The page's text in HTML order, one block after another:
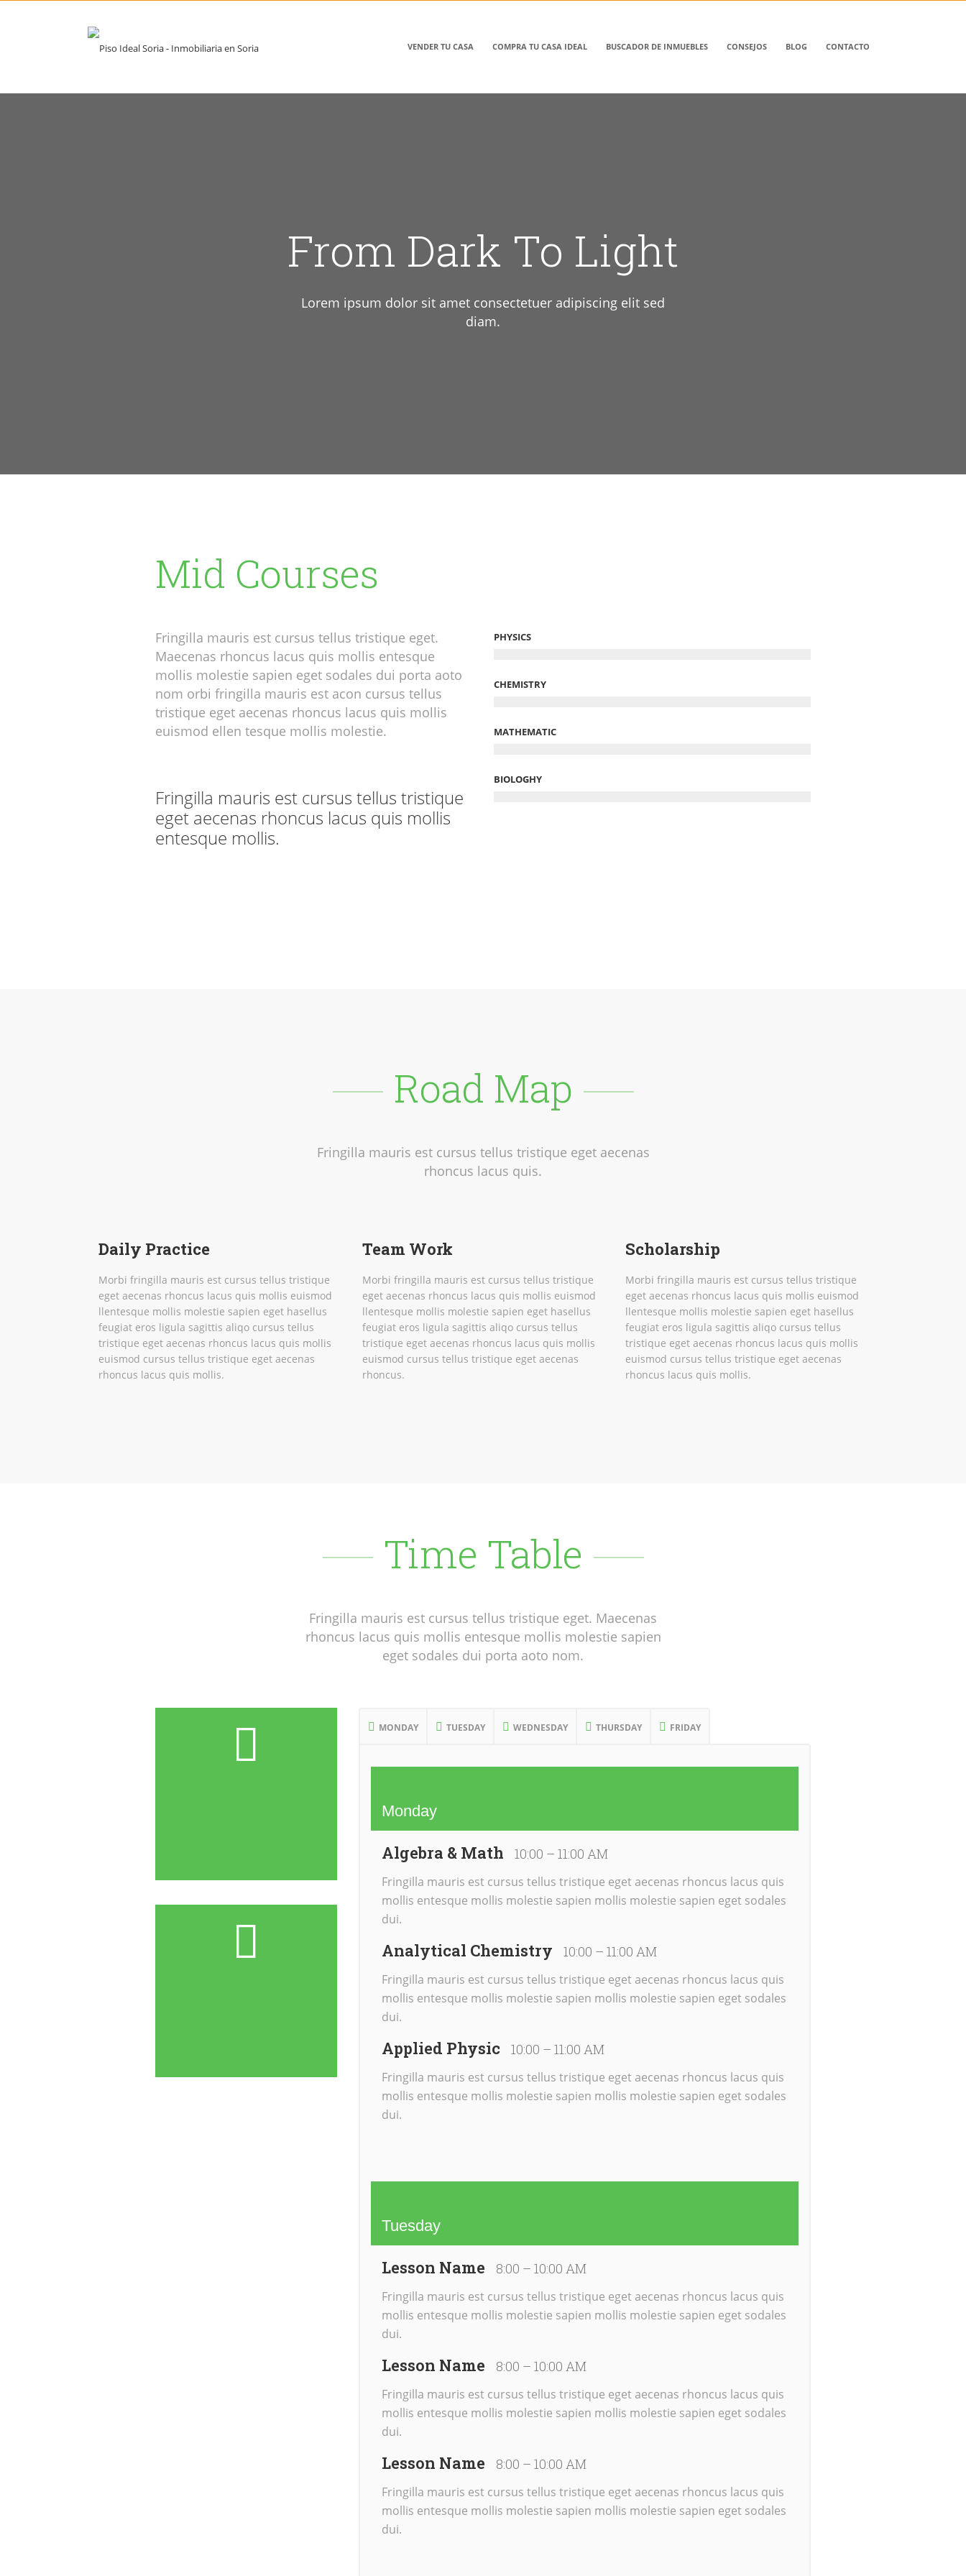
VENDER TU CASA COMPRA TU CASA IDEAL BUSCADOR DE INMUEBLES CONSEJOS BLOG CONTACTO
From Dark To Light
Lorem ipsum dolor sit amet consectetuer adipiscing elit sed
diam.
Mid Courses
Fringilla mauris est cursus tellus tristique eget.
Maecenas rhoncus lacus quis mollis entesque
mollis molestie sapien eget sodales dui porta aoto
nom orbi fringilla mauris est acon cursus tellus
tristique eget aecenas rhoncus lacus quis mollis
euismod ellen tesque mollis molestie.
Fringilla mauris est cursus tellus tristique
eget aecenas rhoncus lacus quis mollis
entesque mollis.
PHYSICS
CHEMISTRY
MATHEMATIC
BIOLOGHY
Road Map
Fringilla mauris est cursus tellus tristique eget aecenas
rhoncus lacus quis.
Daily Practice
Morbi fringilla mauris est cursus tellus tristique
eget aecenas rhoncus lacus quis mollis euismod
llentesque mollis molestie sapien eget hasellus
feugiat eros ligula sagittis aliqo cursus tellus
tristique eget aecenas rhoncus lacus quis mollis
euismod cursus tellus tristique eget aecenas
rhoncus lacus quis mollis.
Team Work
Morbi fringilla mauris est cursus tellus tristique
eget aecenas rhoncus lacus quis mollis euismod
llentesque mollis molestie sapien eget hasellus
feugiat eros ligula sagittis aliqo cursus tellus
tristique eget aecenas rhoncus lacus quis mollis
euismod cursus tellus tristique eget aecenas
rhoncus.
Scholarship
Morbi fringilla mauris est cursus tellus tristique
eget aecenas rhoncus lacus quis mollis euismod
llentesque mollis molestie sapien eget hasellus
feugiat eros ligula sagittis aliqo cursus tellus
tristique eget aecenas rhoncus lacus quis mollis
euismod cursus tellus tristique eget aecenas
rhoncus lacus quis mollis.
Time Table
Fringilla mauris est cursus tellus tristique eget. Maecenas
rhoncus lacus quis mollis entesque mollis molestie sapien
eget sodales dui porta aoto nom.
MONDAY TUESDAY WEDNESDAY THURSDAY FRIDAY
Monday
Algebra & Math 10:00 – 11:00 AM
Fringilla mauris est cursus tellus tristique eget aecenas rhoncus lacus quis
mollis entesque mollis molestie sapien mollis molestie sapien eget sodales
dui.
Analytical Chemistry 10:00 – 11:00 AM
Fringilla mauris est cursus tellus tristique eget aecenas rhoncus lacus quis
mollis entesque mollis molestie sapien mollis molestie sapien eget sodales
dui.
Applied Physic 10:00 – 11:00 AM
Fringilla mauris est cursus tellus tristique eget aecenas rhoncus lacus quis
mollis entesque mollis molestie sapien mollis molestie sapien eget sodales
dui.
Tuesday
Lesson Name 8:00 – 10:00 AM
Fringilla mauris est cursus tellus tristique eget aecenas rhoncus lacus quis
mollis entesque mollis molestie sapien mollis molestie sapien eget sodales
dui.
Lesson Name 8:00 – 10:00 AM
Fringilla mauris est cursus tellus tristique eget aecenas rhoncus lacus quis
mollis entesque mollis molestie sapien mollis molestie sapien eget sodales
dui.
Lesson Name 8:00 – 10:00 AM
Fringilla mauris est cursus tellus tristique eget aecenas rhoncus lacus quis
mollis entesque mollis molestie sapien mollis molestie sapien eget sodales
dui.